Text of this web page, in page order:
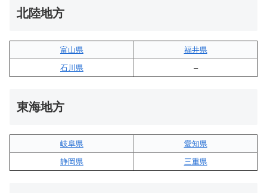
北陸地方
富山県
福井県
石川県
–
東海地方
岐阜県
愛知県
静岡県
三重県